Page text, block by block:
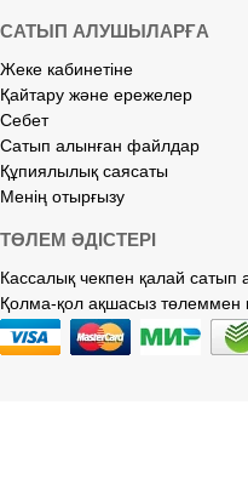
САТЫП АЛУШЫЛАРҒА
Жеке кабинетіне
Қайтару және ережелер
Себет
Сатып алынған файлдар
Құпиялылық саясаты
Менің отырғызу
ТӨЛЕМ ӘДІСТЕРІ
Кассалық чекпен қалай сатып
Қолма-қол ақшасыз төлеммен